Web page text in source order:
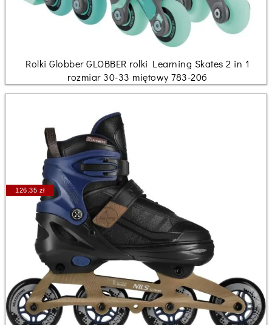
Rolki Globber GLOBBER rolki Learning Skates 2 in 1
rozmiar 30-33 miętowy 783-206
126.35 zł